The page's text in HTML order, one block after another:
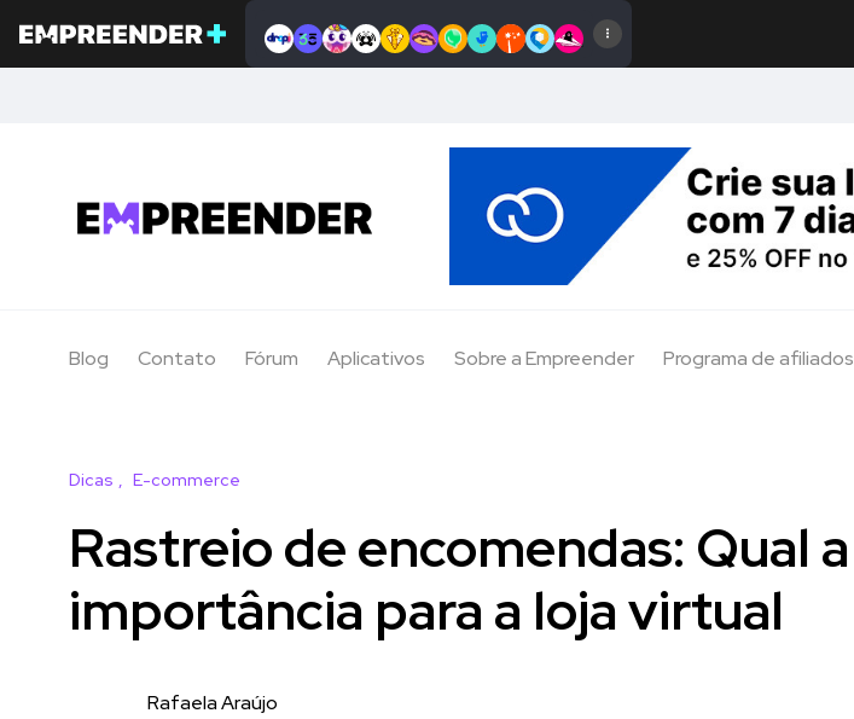
Blog Contato Fórum Aplicativos Sobre a Empreender Programa de afiliados
Dicas E-commerce
Rastreio de encomendas: Qual a
importância para a loja virtual
Rafaela Araújo